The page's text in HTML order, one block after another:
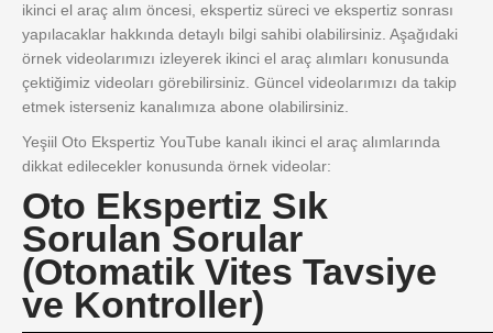
ikinci el araç alım öncesi, ekspertiz süreci ve ekspertiz sonrası
yapılacaklar hakkında detaylı bilgi sahibi olabilirsiniz. Aşağıdaki
örnek videolarımızı izleyerek ikinci el araç alımları konusunda
çektiğimiz videoları görebilirsiniz. Güncel videolarımızı da takip
etmek isterseniz kanalımıza abone olabilirsiniz.
Yeşiil Oto Ekspertiz YouTube kanalı ikinci el araç alımlarında
dikkat edilecekler konusunda örnek videolar:
Oto Ekspertiz Sık
Sorulan Sorular
(Otomatik Vites Tavsiye
ve Kontroller)